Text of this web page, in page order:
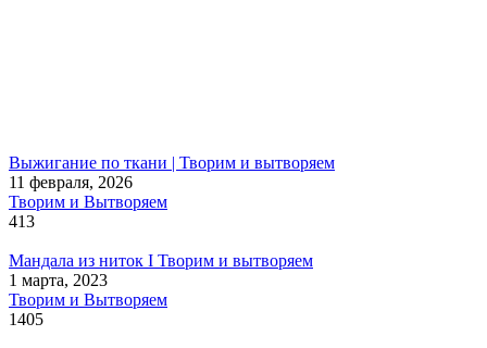
Выжигание по ткани | Творим и вытворяем
11 февраля, 2026
Творим и Вытворяем
413
Мандала из ниток I Творим и вытворяем
1 марта, 2023
Творим и Вытворяем
1405